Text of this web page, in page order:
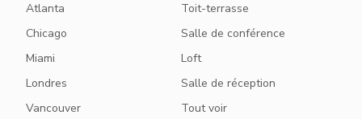
Atlanta
Chicago
Miami
Londres
Vancouver
Toit-terrasse
Salle de conférence
Loft
Salle de réception
Tout voir